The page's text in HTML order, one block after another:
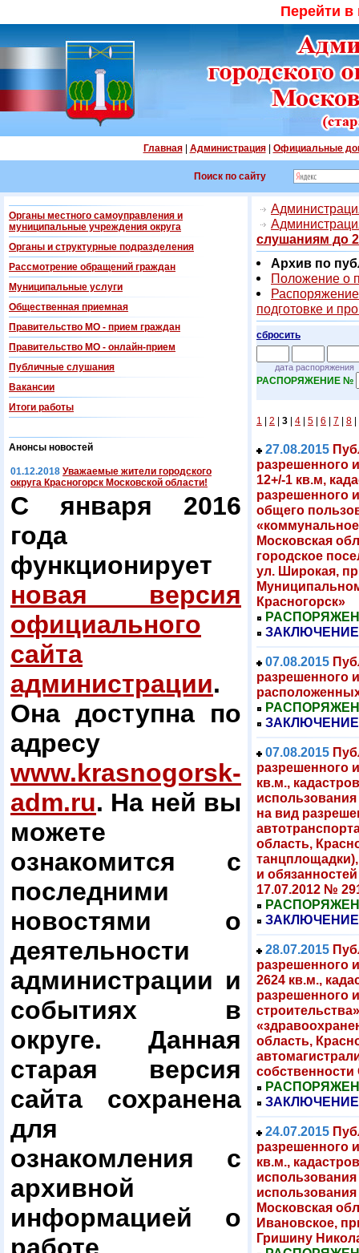
Перейти
Главная| Администрация| Официальные
Поиск по сайту
Органы местного самоуправления и
муниципальные учреждения округа
Органы и структурные подразделения
Рассмотрение обращений граждан
Муниципальные услуги
Общественная приемная
Правительство МО - прием граждан
Правительство МО - онлайн-прием
Публичные слушания
Вакансии
Итоги работы
Анонсы новостей
01.12.2018 Уважаемые жители городского
округа Красногорск Московской области!
С января 2016
года
функционирует
новая версия
официального
сайта
администрации.
Она доступна по
адресу
www.krasnogorsk-
adm.ru. На ней вы
можете
ознакомится с
последними
новостями о
деятельности
администрации и
событиях в
округе. Данная
старая версия
сайта сохранена
для
ознакомления с
архивной
информацией о
слушаниям до
Архив по
Положение о
подготовке и
сбросить
дата распоряжения
РАСПОРЯЖЕНИЕ №
1 2 3 4 5 6 7 8
27.08.2015
разрешенного
12+/-1 кв.м,
разрешенного
общего
Московская
городское
ул. Широкая,
Красногорск»
ЗАКЛЮЧЕНИЕ
07.08.2015
разрешенного
ЗАКЛЮЧЕНИЕ
07.08.2015
разрешенного
кв.м.,
на вид
область,
и
17.07.2012 №
ЗАКЛЮЧЕНИЕ
28.07.2015
разрешенного
2624 кв.м.,
разрешенного
область,
ЗАКЛЮЧЕНИЕ
24.07.2015
разрешенного
кв.м.,
Московская
Ивановское,
Гришину